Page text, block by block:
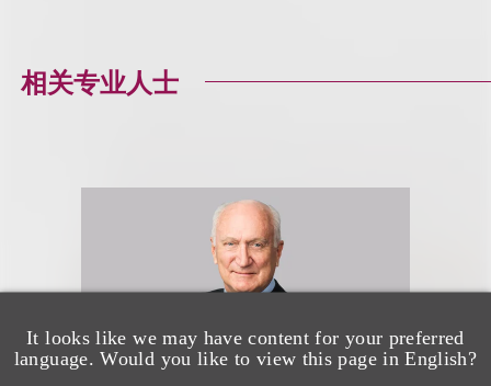
It looks like we may have content for your preferred
language. Would you like to view this page in English?
相关专业人士